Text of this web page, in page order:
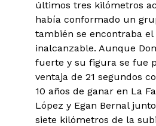
últimos tres kilómetros
había conformado un
también se encontraba
inalcanzable. Aunque
fuerte y su figura se fue
ventaja de 21 segundos
10 años de ganar en La
López y Egan Bernal
siete kilómetros de la